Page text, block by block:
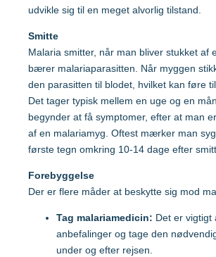
Influenza
Japansk
hjernebetændelse
Pox)
Tyfus
Gravide og børn
Vaccination af gravide
Indonesien
Japan
Kenya
Malaysia
Mozambique
Myanmar
udvikle sig til en meget alvorlig tilstand.
Smitte
Malaria smitter, når man bliver stukket af
bærer malariaparasitten. Når myggen
den parasitten til blodet, hvilket kan føre til
Det tager typisk mellem en uge og en
begynder at få symptomer, efter at man
af en malariamyg. Oftest mærker man
første tegn omkring 10-14 dage efter
Forebyggelse
Der er flere måder at beskytte sig mod
Tag malariamedicin: Det er
anbefalinger og tage den
under og efter rejsen.